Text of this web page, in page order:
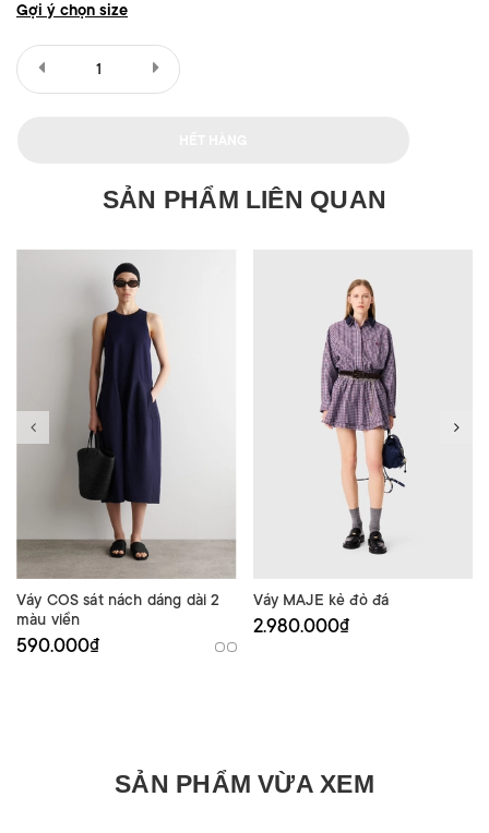
Gợi ý chọn size
SẢN PHẨM LIÊN QUAN
Váy COS sát nách dáng dài 2
màu viền
590.000₫
Váy MAJE kẻ đỏ đá
2.980.000₫
SẢN PHẨM VỪA XEM